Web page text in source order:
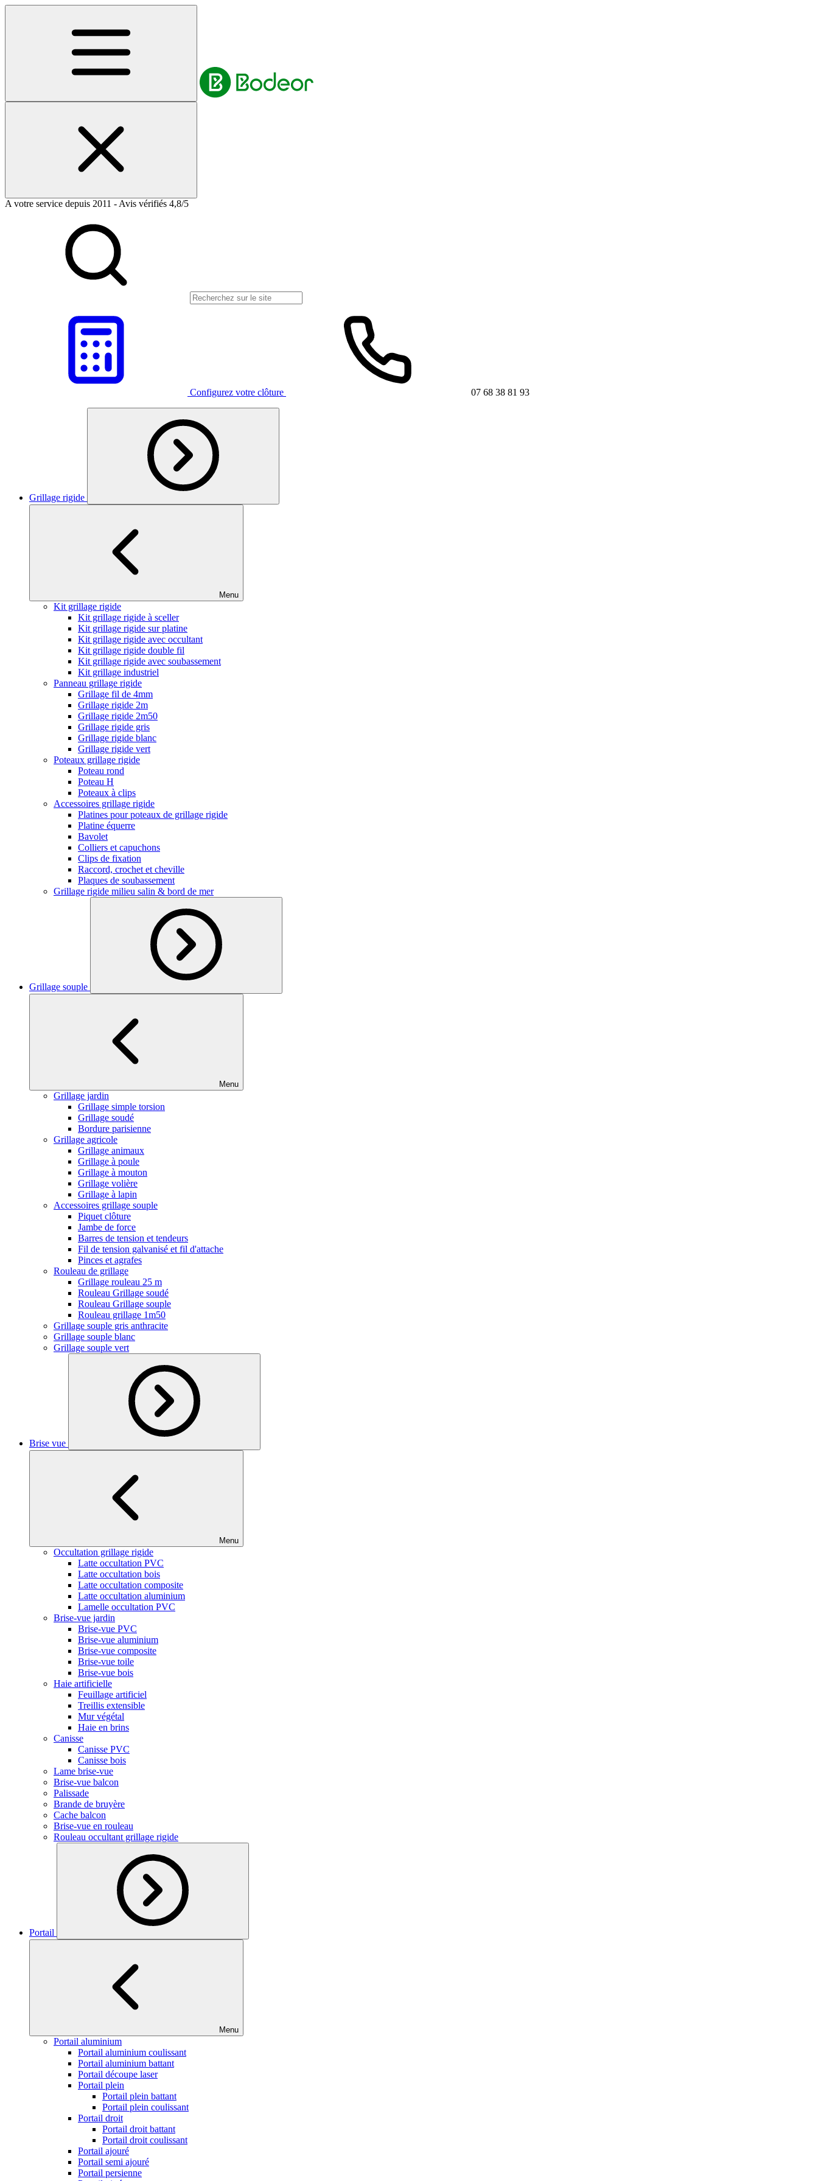
A votre service depuis 2011 - Avis vérifiés 4,8/5
Configurez votre clôture 07 68 38 81 93
Grillage rigide
Menu
Kit grillage rigide
Kit grillage rigide à sceller
Kit grillage rigide sur platine
Kit grillage rigide avec occultant
Kit grillage rigide double fil
Kit grillage rigide avec soubassement
Kit grillage industriel
Panneau grillage rigide
Grillage fil de 4mm
Grillage rigide 2m
Grillage rigide 2m50
Grillage rigide gris
Grillage rigide blanc
Grillage rigide vert
Poteaux grillage rigide
Poteau rond
Poteau H
Poteaux à clips
Accessoires grillage rigide
Platines pour poteaux de grillage rigide
Platine équerre
Bavolet
Colliers et capuchons
Clips de fixation
Raccord, crochet et cheville
Plaques de soubassement
Grillage rigide milieu salin & bord de mer
Grillage souple
Menu
Grillage jardin
Grillage simple torsion
Grillage soudé
Bordure parisienne
Grillage agricole
Grillage animaux
Grillage à poule
Grillage à mouton
Grillage volière
Grillage à lapin
Accessoires grillage souple
Piquet clôture
Jambe de force
Barres de tension et tendeurs
Fil de tension galvanisé et fil d'attache
Pinces et agrafes
Rouleau de grillage
Grillage rouleau 25 m
Rouleau Grillage soudé
Rouleau Grillage souple
Rouleau grillage 1m50
Grillage souple gris anthracite
Grillage souple blanc
Grillage souple vert
Brise vue
Menu
Occultation grillage rigide
Latte occultation PVC
Latte occultation bois
Latte occultation composite
Latte occultation aluminium
Lamelle occultation PVC
Brise-vue jardin
Brise-vue PVC
Brise-vue aluminium
Brise-vue composite
Brise-vue toile
Brise-vue bois
Haie artificielle
Feuillage artificiel
Treillis extensible
Mur végétal
Haie en brins
Canisse
Canisse PVC
Canisse bois
Lame brise-vue
Brise-vue balcon
Palissade
Brande de bruyère
Cache balcon
Brise-vue en rouleau
Rouleau occultant grillage rigide
Portail
Menu
Portail aluminium
Portail aluminium coulissant
Portail aluminium battant
Portail découpe laser
Portail plein
Portail plein battant
Portail plein coulissant
Portail droit
Portail droit battant
Portail droit coulissant
Portail ajouré
Portail semi ajouré
Portail persienne